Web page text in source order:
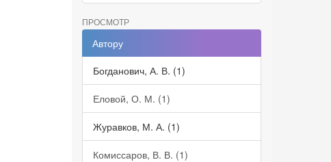
ПРОСМОТР
Автору
Богданович, А. В. (1)
Еловой, О. М. (1)
Журавков, М. А. (1)
Комиссаров, В. В. (1)